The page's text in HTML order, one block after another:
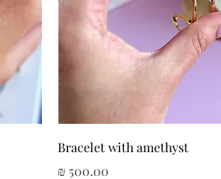
תצוגה מהירהBracelet with amethyst
מחיר